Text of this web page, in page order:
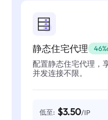
静态住宅代理
配置静态住宅代理，
并发连接不限。
低至: $3.50/IP